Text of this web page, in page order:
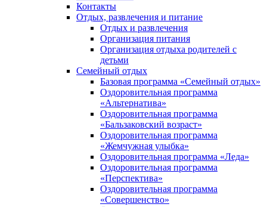
Контакты
Отдых, развлечения и питание
Отдых и развлечения
Организация питания
Организация отдыха родителей с
детьми
Семейный отдых
Базовая программа «Семейный отдых»
Оздоровительная программа
«Альтернатива»
Оздоровительная программа
«Бальзаковский возраст»
Оздоровительная программа
«Жемчужная улыбка»
Оздоровительная программа «Леда»
Оздоровительная программа
«Перспектива»
Оздоровительная программа
«Совершенство»